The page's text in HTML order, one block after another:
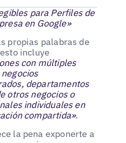
para Perfiles de
en Google»
propias palabras de
incluye
con múltiples
departamentos
otros negocios o
individuales en
compartida».
la pena exponerte a